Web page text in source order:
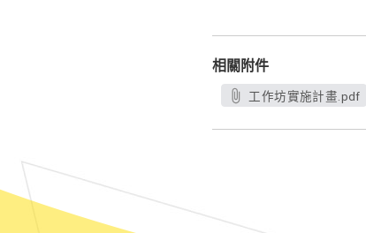
相關附件
工作坊實施計畫.pdf